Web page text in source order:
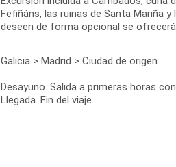
Fefiñáns, las ruinas de Santa Mariña
deseen de forma opcional se
Galicia > Madrid > Ciudad de origen.
Desayuno. Salida a primeras horas
Llegada. Fin del viaje.